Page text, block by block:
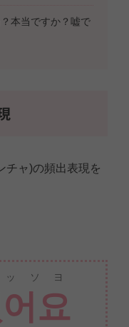
本当ですか？嘘で
チャ)の頻出表現を
요
ソヨ